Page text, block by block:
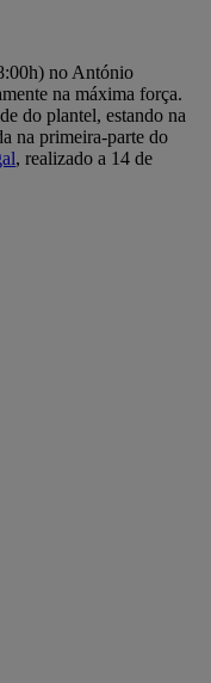
no António
na máxima força.
do plantel, estando na
na primeira-parte do
, realizado a 14 de